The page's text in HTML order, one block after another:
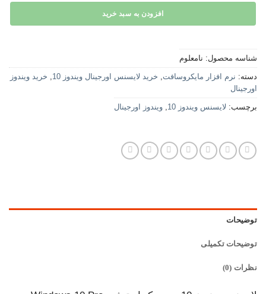
افزودن به سبد خرید
شناسه محصول: نامعلوم
دسته: نرم افزار مایکروسافت خرید لایسنس اورجینال ویندوز 10
خرید ویندوز
اورجینال
برچسب: لایسنس ویندوز 10 ویندوز اورجینال
توضیحات
توضیحات تکمیلی
نظرات (0)